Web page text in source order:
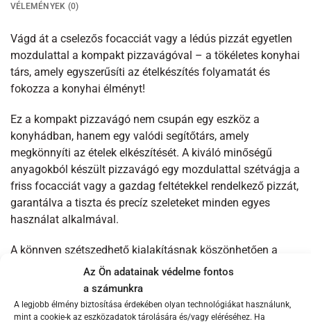
Az Ön adatainak védelme fontos
a számunkra
A legjobb élmény biztosítása érdekében olyan technológiákat használunk,
mint a cookie-k az eszközadatok tárolására és/vagy eléréséhez. Ha
VÉLEMÉNYEK (0)
Vágd át a cselezős focacciát vagy a lédús pizzát egyetlen
mozdulattal a kompakt pizzavágóval – a tökéletes konyhai
társ, amely egyszerűsíti az ételkészítés folyamatát és
fokozza a konyhai élményt!
Ez a kompakt pizzavágó nem csupán egy eszköz a
konyhádban, hanem egy valódi segítőtárs, amely
megkönnyíti az ételek elkészítését. A kiváló minőségű
anyagokból készült pizzavágó egy mozdulattal szétvágja a
friss focacciát vagy a gazdag feltétekkel rendelkező pizzát,
garantálva a tiszta és precíz szeleteket minden egyes
használat alkalmával.
A könnyen szétszedhető kialakításnak köszönhetően a
tisztítás gyerekjáték. Egyszerűen szedje szét az
alkatrészeket, és mosogassa el őket, így mindig tiszta és
higiénikus marad. Az eszköz csúszásmentes bevonattal
rendelkezik, így biztosítva a stabil fogást, miközben a